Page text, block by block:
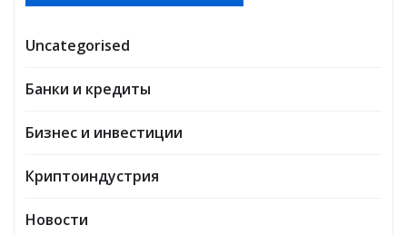
Uncategorised
Банки и кредиты
Бизнес и инвестиции
Криптоиндустрия
Новости